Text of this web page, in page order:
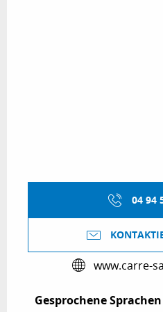
04 94
www.carre-
Gesprochene Sprachen
Gesprochene Sprachen